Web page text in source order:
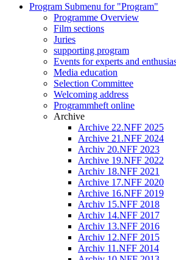
Program Submenu for "Program"
Programme Overview
Film sections
Juries
supporting program
Events for experts and
Media education
Selection Committee
Welcoming address
Programmheft online
Archive
Archive 22.NFF 2025
Archive 21.NFF 2024
Archiv 20.NFF 2023
Archive 19.NFF 2022
Archiv 18.NFF 2021
Archive 17.NFF 2020
Archive 16.NFF 2019
Archiv 15.NFF 2018
Archiv 14.NFF 2017
Archiv 13.NFF 2016
Archiv 12.NFF 2015
Archiv 11.NFF 2014